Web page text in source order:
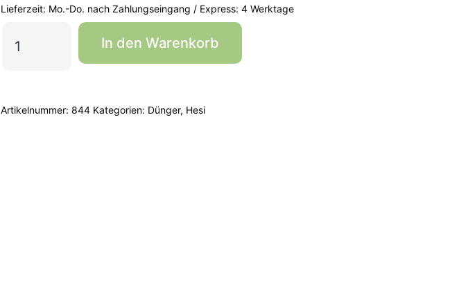
Lieferzeit: Mo.-Do. nach Zahlungseingang / Express: 4 Werktage
PowerZyme
In den Warenkorb
Artikelnummer: 844 Kategorien: Dünger, Hesi